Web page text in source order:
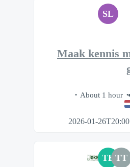
SL
Maak kennis
About 1 hour
2026-01-
TT
TB